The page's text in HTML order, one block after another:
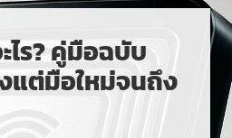
ไร? คู่มือฉบับ
ต่มือใหม่จนถึง